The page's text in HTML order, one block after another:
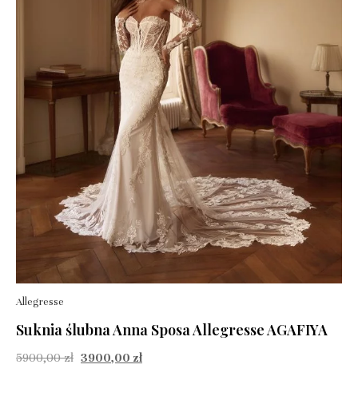
Allegresse
Suknia ślubna Anna Sposa Allegresse AGAFIYA
5900,00zł 3900,00 zł